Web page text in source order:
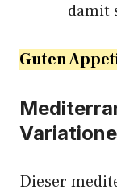
damit
Guten
Dieser